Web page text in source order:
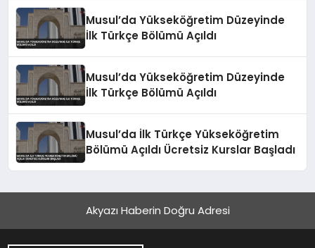
Musul’da Yükseköğretim Düzeyinde
İlk Türkçe Bölümü Açıldı
Musul’da Yükseköğretim Düzeyinde
İlk Türkçe Bölümü Açıldı
Musul’da İlk Türkçe Yükseköğretim
Bölümü Açıldı Ücretsiz Kurslar Başladı
Akyazı Haberin Doğru Adresi